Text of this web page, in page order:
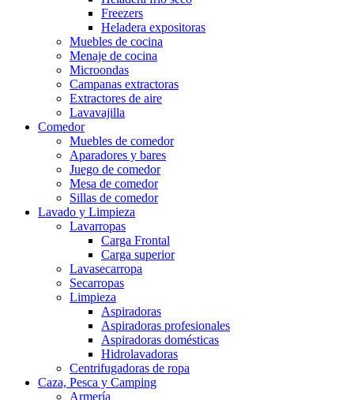
Freezers
Heladera expositoras
Muebles de cocina
Menaje de cocina
Microondas
Campanas extractoras
Extractores de aire
Lavavajilla
Comedor
Muebles de comedor
Aparadores y bares
Juego de comedor
Mesa de comedor
Sillas de comedor
Lavado y Limpieza
Lavarropas
Carga Frontal
Carga superior
Lavasecarropa
Secarropas
Limpieza
Aspiradoras
Aspiradoras profesionales
Aspiradoras domésticas
Hidrolavadoras
Centrifugadoras de ropa
Caza, Pesca y Camping
Armería